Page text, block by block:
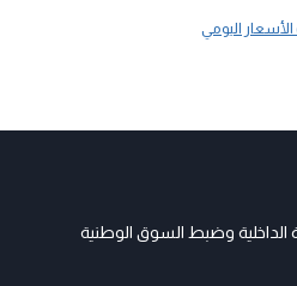
اليومي
الداخلية وضبط السوق الوطنية